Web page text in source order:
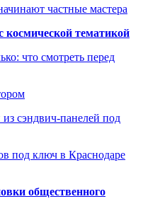
частные мастера
космической тематикой
что смотреть перед
из сэндвич-панелей под
под ключ в Краснодаре
общественного